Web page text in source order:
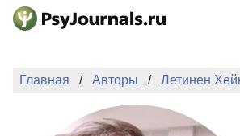
Перейти к основному содержанию
НОВОСТИ
АВТОРЫ
ПОДАТЬ РУКОПИСЬ
Главная Авторы Летинен